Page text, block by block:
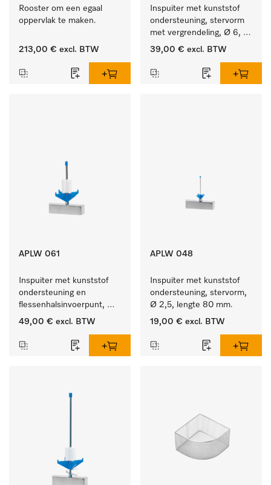
Rooster om een egaal
oppervlak te maken.
213,00 € excl. BTW
Inspuiter met kunststof
ondersteuning, stervorm
met vergrendeling, Ø 6,
lengte 225 mm.
39,00 € excl. BTW
APLW 061
Inspuiter met kunststof
ondersteuning en
flessenhalsinvoerpunt,
ster, Ø 6, lengte 115 mm.
49,00 € excl. BTW
APLW 048
Inspuiter met kunststof
ondersteuning, stervorm,
Ø 2,5, lengte 80 mm.
19,00 € excl. BTW